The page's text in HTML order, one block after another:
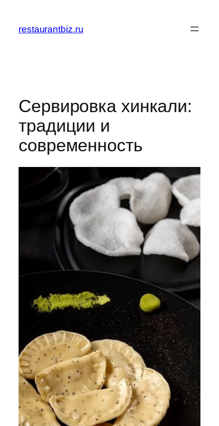
содержимому
restaurantbiz.ru
Сервировка хинкали:
традиции и
современность